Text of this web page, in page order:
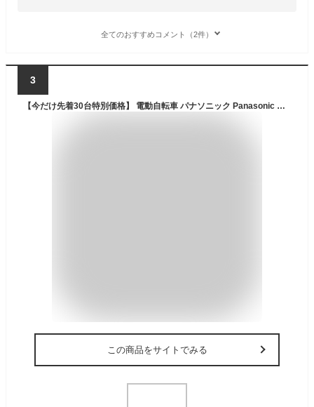
全てのおすすめコメント（2件）
3
【今だけ先着30台特別価格】 電動自転車 パナソニック Panasonic バッテリーセル搭載 20インチ 型式認定 Airbike bicycle-212assist 電動アシスト自転車
この商品をサイトでみる